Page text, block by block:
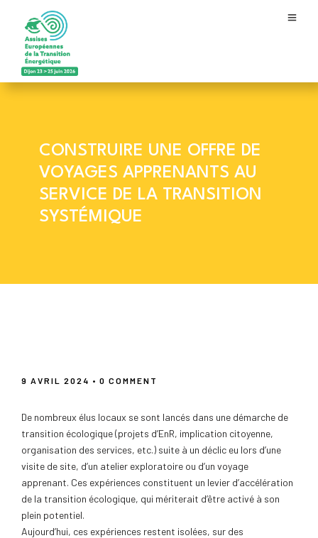
CONSTRUIRE UNE OFFRE DE
VOYAGES APPRENANTS AU
SERVICE DE LA TRANSITION
SYSTÉMIQUE
9 AVRIL 2024 • 0 COMMENT
De nombreux élus locaux se sont lancés dans une démarche de
transition écologique (projets d’EnR, implication citoyenne,
organisation des services, etc.) suite à un déclic eu lors d’une
visite de site, d’un atelier exploratoire ou d’un voyage
apprenant. Ces expériences constituent un levier d’accélération
de la transition écologique, qui mériterait d’être activé à son
plein potentiel.
Aujourd’hui, ces expériences restent isolées, sur des